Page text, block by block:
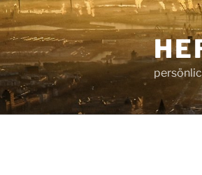
Zum
Inhalt
springen